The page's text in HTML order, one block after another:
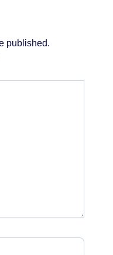
published.